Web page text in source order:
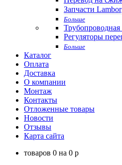
Запчасти
Больше
Трубопроводная
Регуляторы
Больше
Каталог
Оплата
Доставка
О компании
Монтаж
Контакты
Отложенные товары
Новости
Отзывы
Карта сайта
товаров 0 на 0 p